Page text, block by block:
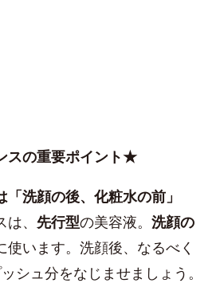
スの重要ポイント★
洗顔の後、化粧水の前」
、 先行型の美容液。 洗顔の
使います。洗顔後、なるべく
シュ分をなじませましょう。